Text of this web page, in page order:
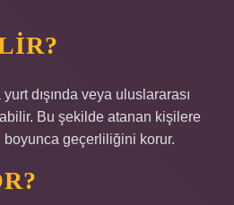
dışında veya uluslararası
Bu şekilde atanan kişilere
boyunca geçerliliğini korur.